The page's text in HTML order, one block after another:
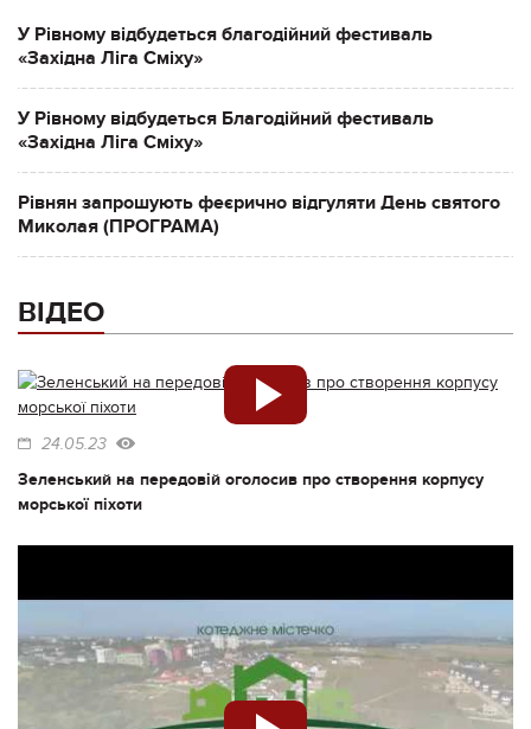
У Рівному відбудеться благодійний фестиваль
«Західна Ліга Сміху»
У Рівному відбудеться Благодійний фестиваль
«Західна Ліга Сміху»
Рівнян запрошують феєрично відгуляти День святого
Миколая (ПРОГРАМА)
ВІДЕО
24.05.23
Зеленський на передовій оголосив про створення корпусу
морської піхоти